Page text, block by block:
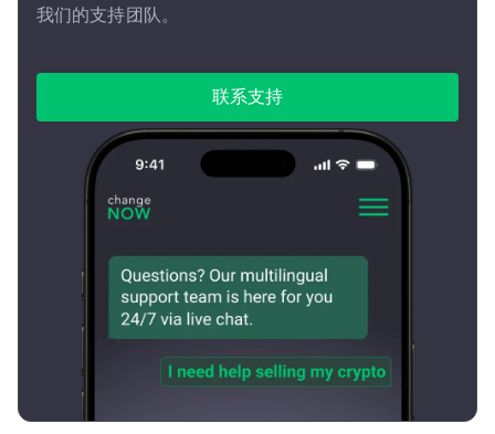
我们的支持团队。
联系支持